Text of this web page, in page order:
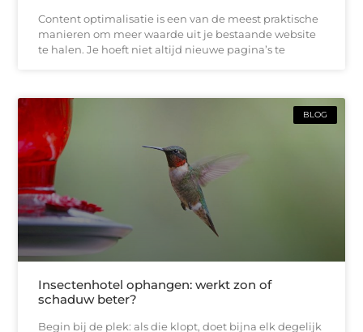
Content optimalisatie is een van de meest praktische
manieren om meer waarde uit je bestaande website
te halen. Je hoeft niet altijd nieuwe pagina’s te
BLOG
Insectenhotel ophangen: werkt zon of
schaduw beter?
Begin bij de plek: als die klopt, doet bijna elk degelijk